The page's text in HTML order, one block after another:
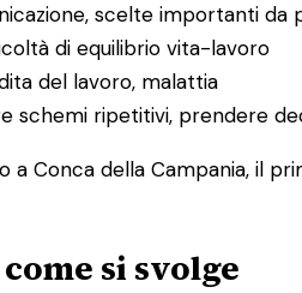
scelte importanti da
di equilibrio vita-lavoro
del lavoro, malattia
schemi ripetitivi, prendere
Conca della Campania, il
si svolge